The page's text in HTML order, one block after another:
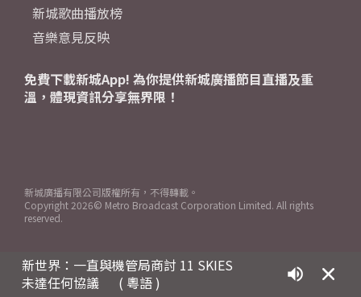
新世界：一直與機管局商討 11 SKIES
未達任何協議
( 粵語 )
新城歌曲播放榜
音樂意見反映
免費下載新城App! 為你提供新城廣播節目直播及重
溫，體現資訊分享無界限！
新城廣播有限公司版權所有，不得轉載。
Copyright 2026© Metro Broadcast Corporation Limited. All rights
reserved.